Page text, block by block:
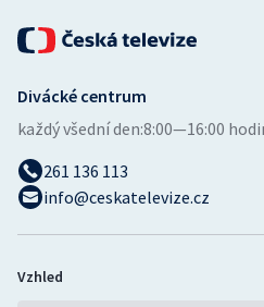
Divácké centrum
každý všední den:8:00—16:00
261 136 113
info@ceskatelevize.cz
Vzhled